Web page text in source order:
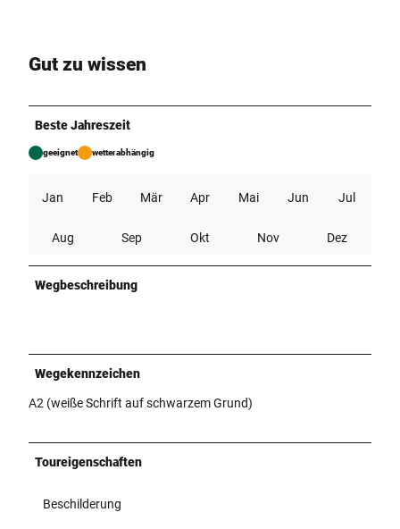
Gut zu wissen
Beste Jahreszeit
geeignet wetterabhängig
Jan Feb Mär Apr Mai Jun Jul
Aug Sep Okt Nov Dez
Wegbeschreibung
Wegekennzeichen
A2 (weiße Schrift auf schwarzem Grund)
Toureigenschaften
Beschilderung